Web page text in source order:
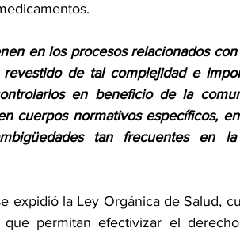
en los procesos relacionados
de tal complejidad e
en beneficio de la
cuerpos normativos específicos,
tan frecuentes en la
expidió la Ley Orgánica de Salud,
permitan efectivizar el